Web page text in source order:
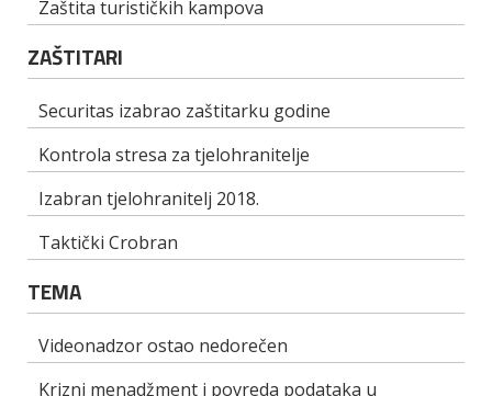
Zaštita turističkih kampova
ZAŠTITARI
Securitas izabrao zaštitarku godine
Kontrola stresa za tjelohranitelje
Izabran tjelohranitelj 2018.
Taktički Crobran
TEMA
Videonadzor ostao nedorečen
Krizni menadžment i povreda podataka u